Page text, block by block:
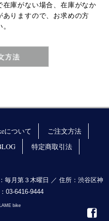
在庫がない場合、在庫がなか
ありますので、お求めの方
について
ご注文方法
特定商取引法
毎月第３木曜日 ／ 住所：渋谷区神
03-6416-9444
bike